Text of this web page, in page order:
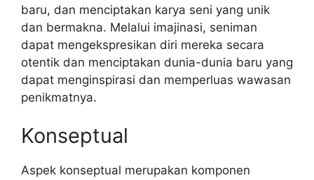
baru, dan menciptakan karya seni yang unik
dan bermakna. Melalui imajinasi, seniman
dapat mengekspresikan diri mereka secara
otentik dan menciptakan dunia-dunia baru yang
dapat menginspirasi dan memperluas wawasan
penikmatnya.
Konseptual
Aspek konseptual merupakan komponen